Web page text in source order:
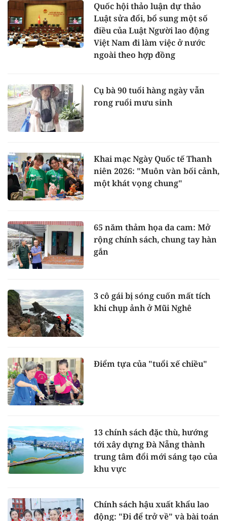
Quốc hội thảo luận dự thảo
Luật sửa đổi, bổ sung một số
điều của Luật Người lao động
Việt Nam đi làm việc ở nước
ngoài theo hợp đồng
Cụ bà 90 tuổi hàng ngày vẫn
rong ruổi mưu sinh
Khai mạc Ngày Quốc tế Thanh
niên 2026: "Muôn vàn bối cảnh,
một khát vọng chung"
65 năm thảm họa da cam: Mở
rộng chính sách, chung tay hàn
gắn
3 cô gái bị sóng cuốn mất tích
khi chụp ảnh ở Mũi Nghê
Điểm tựa của "tuổi xế chiều"
13 chính sách đặc thù, hướng
tới xây dựng Đà Nẵng thành
trung tâm đổi mới sáng tạo của
khu vực
Chính sách hậu xuất khẩu lao
động: "Đi để trở về" và bài toán